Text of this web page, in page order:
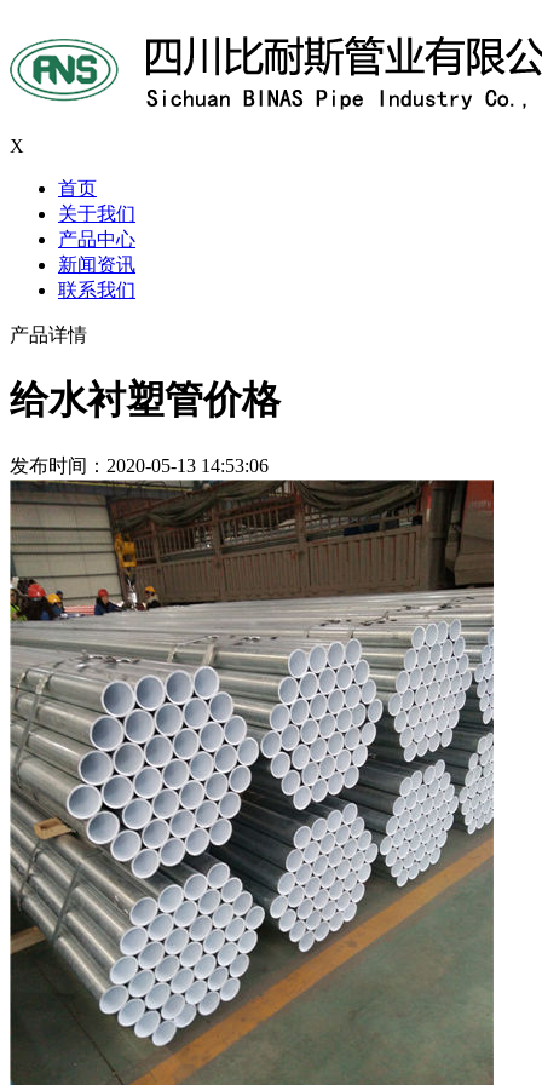
X
首页
关于我们
产品中心
新闻资讯
联系我们
产品详情
给水衬塑管价格
发布时间：2020-05-13 14:53:06